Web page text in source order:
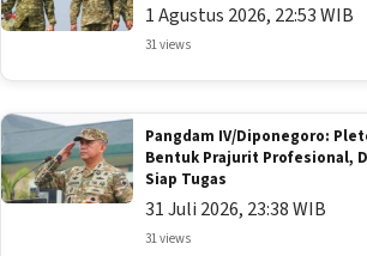
1 Agustus 2026, 22:53 WIB
31 views
Pangdam IV/Diponegoro:
Bentuk Prajurit Profesional,
Siap Tugas
31 Juli 2026, 23:38 WIB
31 views